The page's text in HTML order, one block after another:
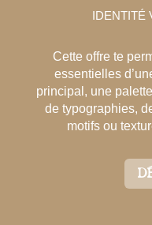
IDENTITÉ
Cette offre te
essentielles
principal, une
de typographies,
motifs ou